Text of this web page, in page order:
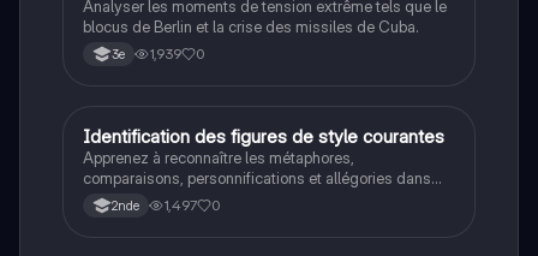
Analyser les moments de tension extrême tels que le
blocus de Berlin et la crise des missiles de Cuba.
3e 1,939 0
IFrançais
Identification des figures de style courantes
Apprenez à reconnaître les métaphores,
comparaisons, personnifications et allégories dans
des phrases simples.
2nde 1,497 0